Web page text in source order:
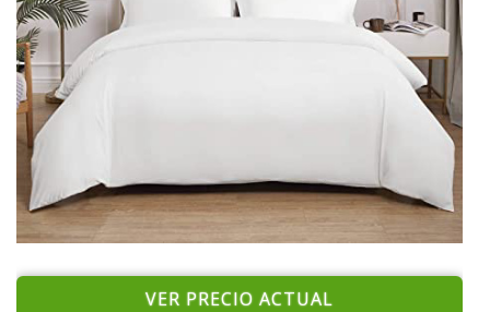
VER PRECIO ACTUAL